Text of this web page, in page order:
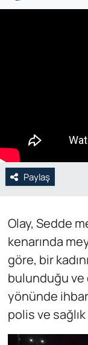
Paylaş
Olay, Sedde
kenarında
göre, bir
bulunduğu
yönünde
polis ve
Ekonomi
POLİTİKA
Siyaset
Web Tv
Yerel